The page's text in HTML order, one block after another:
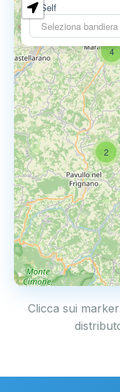
Self
Seleziona bandiera
2
4
11
Clicca sui